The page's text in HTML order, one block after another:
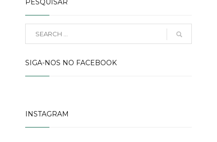
PESQUISAR
SIGA-NOS NO FACEBOOK
INSTAGRAM